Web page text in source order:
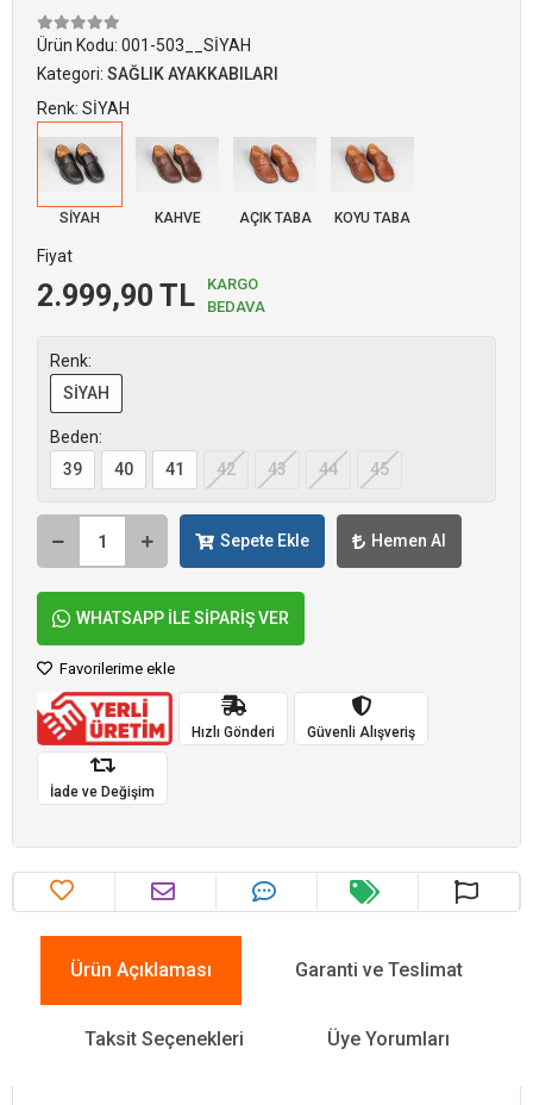
Ürün Kodu: 001-503__SİYAH
Kategori: SAĞLIK AYAKKABILARI
Renk: SİYAH
SİYAH KAHVE AÇIK TABA KOYU TABA
Fiyat
2.999,90 TL
KARGO
BEDAVA
Renk:
SİYAH
Beden:
39
40 41 42 43 44 45
Sepete Ekle Hemen Al
WHATSAPP İLE SİPARİŞ VER
Favorilerime ekle
Hızlı Gönderi Güvenli Alışveriş
İade ve Değişim
Ürün Açıklaması Garanti ve Teslimat
Taksit Seçenekleri Üye Yorumları